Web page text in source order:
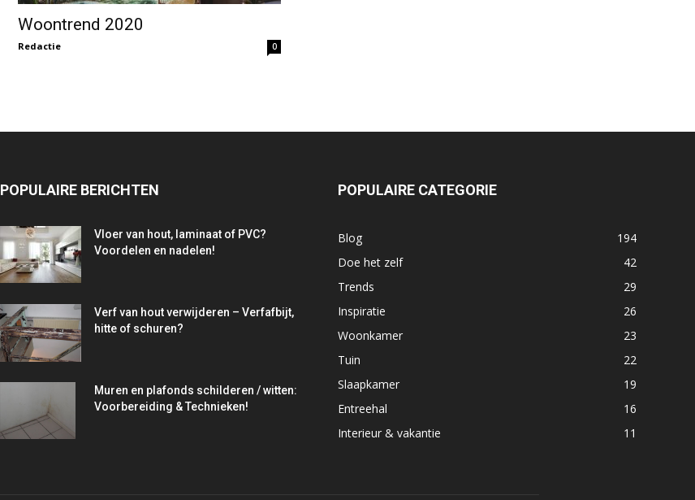
Woontrend 2020
Redactie 0
POPULAIRE BERICHTEN
Vloer van hout, laminaat of PVC?
Voordelen en nadelen!
Verf van hout verwijderen – Verfafbijt,
hitte of schuren?
Muren en plafonds schilderen / witten:
Voorbereiding & Technieken!
POPULAIRE CATEGORIE
Blog
194
Doe het zelf
42
Trends
29
Inspiratie
26
Woonkamer
23
Tuin
22
Slaapkamer
19
Entreehal
16
Interieur & vakantie
11